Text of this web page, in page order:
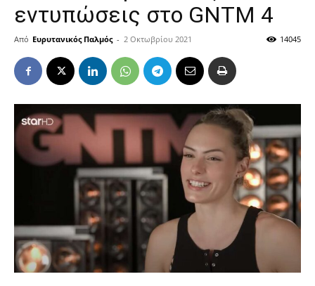
εντυπώσεις στο GNTM 4
Από Ευρυτανικός Παλμός - 2 Οκτωβρίου 2021 14045